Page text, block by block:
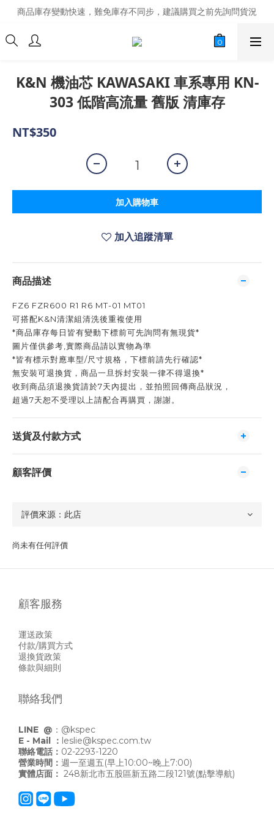
商品庫存變動快速，難免庫存不同步，建議購買之前先詢問貨況
商品庫存變動快速，難免庫存不同步，建議購買之前先詢問貨況
經營超過20年的改裝老字號，安全有保障
K&N 機油芯 KAWASAKI 車系專用 KN-
303 低階高流量 舊版 清庫存
NT$350
加入購物車
加入追蹤清單
商品描述
FZ6 FZR600 R1 R6 MT-01 MT01
可搭配K&N清潔組清洗後重複使用
*商品庫存每日皆有變動下標前可先詢問有無現貨*
圖片僅供參考,實際商品請以實物為準
*皆有標示對應車型/尺寸規格，下標前請先行確認*
無安裝可退換貨，商品一旦拆封安裝一律不得退換*
收到商品須退換貨請於7天內提出，並拍照回傳商品狀況，
超過7天恕不受理以上請配合再購買，謝謝。
送貨及付款方式
顧客評價
尚未有任何評價
顧客服務
運送政策
付款/購買方式
退換貨政策
條款與細則
聯絡我們
LINE @ ： @kspec
E - Mail ： leslie@kspec.com.tw
聯絡電話： 02-2293-1220
營業時間： 週一至週五(早上10:00~晚上7:00)
實體店面： 248新北市五股區新五路二段121號(點擊導航)